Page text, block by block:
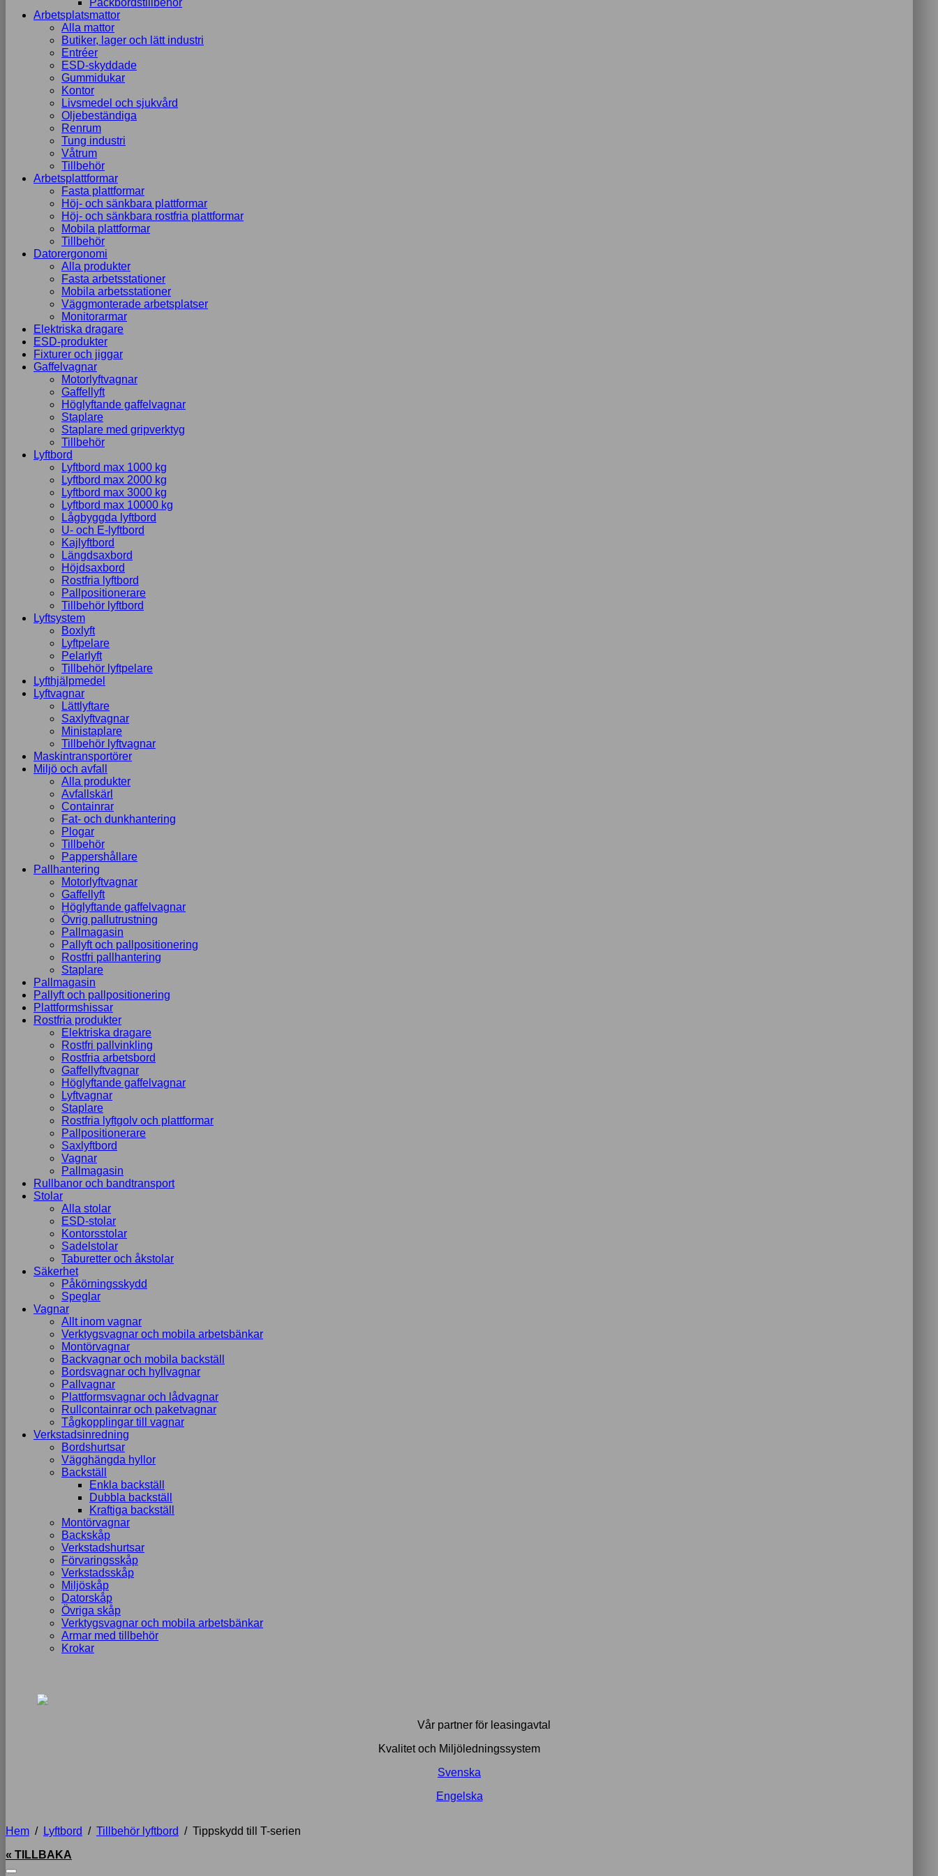
Packbordstillbehör
Arbetsplatsmattor
Alla mattor
Butiker, lager och lätt industri
Entréer
ESD-skyddade
Gummidukar
Kontor
Livsmedel och sjukvård
Oljebeständiga
Renrum
Tung industri
Våtrum
Tillbehör
Arbetsplattformar
Fasta plattformar
Höj- och sänkbara plattformar
Höj- och sänkbara rostfria plattformar
Mobila plattformar
Tillbehör
Datorergonomi
Alla produkter
Fasta arbetsstationer
Mobila arbetsstationer
Väggmonterade arbetsplatser
Monitorarmar
Elektriska dragare
ESD-produkter
Fixturer och jiggar
Gaffelvagnar
Motorlyftvagnar
Gaffellyft
Höglyftande gaffelvagnar
Staplare
Staplare med gripverktyg
Tillbehör
Lyftbord
Lyftbord max 1000 kg
Lyftbord max 2000 kg
Lyftbord max 3000 kg
Lyftbord max 10000 kg
Lågbyggda lyftbord
U- och E-lyftbord
Kajlyftbord
Längdsaxbord
Höjdsaxbord
Rostfria lyftbord
Pallpositionerare
Tillbehör lyftbord
Lyftsystem
Boxlyft
Lyftpelare
Pelarlyft
Tillbehör lyftpelare
Lyfthjälpmedel
Lyftvagnar
Lättlyftare
Saxlyftvagnar
Ministaplare
Tillbehör lyftvagnar
Maskintransportörer
Miljö och avfall
Alla produkter
Avfallskärl
Containrar
Fat- och dunkhantering
Plogar
Tillbehör
Pappershållare
Pallhantering
Motorlyftvagnar
Gaffellyft
Höglyftande gaffelvagnar
Övrig pallutrustning
Pallmagasin
Pallyft och pallpositionering
Rostfri pallhantering
Staplare
Pallmagasin
Pallyft och pallpositionering
Plattformshissar
Rostfria produkter
Elektriska dragare
Rostfri pallvinkling
Rostfria arbetsbord
Gaffellyftvagnar
Höglyftande gaffelvagnar
Lyftvagnar
Staplare
Rostfria lyftgolv och plattformar
Pallpositionerare
Saxlyftbord
Vagnar
Pallmagasin
Rullbanor och bandtransport
Stolar
Alla stolar
ESD-stolar
Kontorsstolar
Sadelstolar
Taburetter och åkstolar
Säkerhet
Påkörningsskydd
Speglar
Vagnar
Allt inom vagnar
Verktygsvagnar och mobila arbetsbänkar
Montörvagnar
Backvagnar och mobila backställ
Bordsvagnar och hyllvagnar
Pallvagnar
Plattformsvagnar och lådvagnar
Rullcontainrar och paketvagnar
Tågkopplingar till vagnar
Verkstadsinredning
Bordshurtsar
Vägghängda hyllor
Backställ
Enkla backställ
Dubbla backställ
Kraftiga backställ
Montörvagnar
Backskåp
Verkstadshurtsar
Förvaringsskåp
Verkstadsskåp
Miljöskåp
Datorskåp
Övriga skåp
Verktygsvagnar och mobila arbetsbänkar
Armar med tillbehör
Krokar
Vår partner för leasingavtal
Kvalitet och Miljöledningssystem
Svenska
Engelska
Hem / Lyftbord / Tillbehör lyftbord / Tippskydd till T-serien
« TILLBAKA